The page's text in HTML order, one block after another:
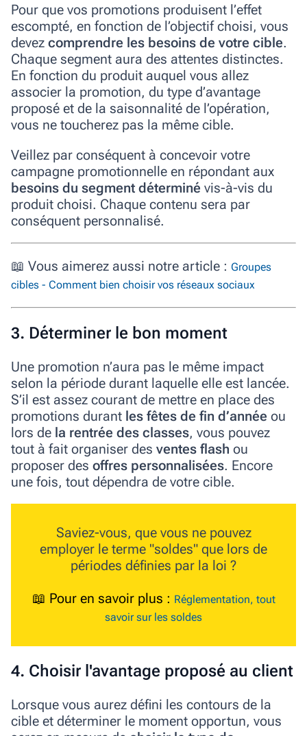
Pour que vos promotions produisent l’effet
escompté, en fonction de l’objectif choisi, vous
devez comprendre les besoins de votre cible.
Chaque segment aura des attentes distinctes.
En fonction du produit auquel vous allez
associer la promotion, du type d’avantage
proposé et de la saisonnalité de l’opération,
vous ne toucherez pas la même cible.
Veillez par conséquent à concevoir votre
campagne promotionnelle en répondant aux
besoins du segment déterminé vis-à-vis du
produit choisi. Chaque contenu sera par
conséquent personnalisé.
📖 Vous aimerez aussi notre article : Groupes
cibles - Comment bien choisir vos réseaux sociaux
3. Déterminer le bon moment
Une promotion n’aura pas le même impact
selon la période durant laquelle elle est lancée.
S’il est assez courant de mettre en place des
promotions durant les fêtes de fin d’année ou
lors de la rentrée des classes, vous pouvez
tout à fait organiser des ventes flash ou
proposer des offres personnalisées. Encore
une fois, tout dépendra de votre cible.
Saviez-vous, que vous ne pouvez
employer le terme "soldes" que lors de
périodes définies par la loi ?
📖 Pour en savoir plus : Réglementation, tout
savoir sur les soldes
4. Choisir l'avantage proposé au client
Lorsque vous aurez défini les contours de la
cible et déterminer le moment opportun, vous